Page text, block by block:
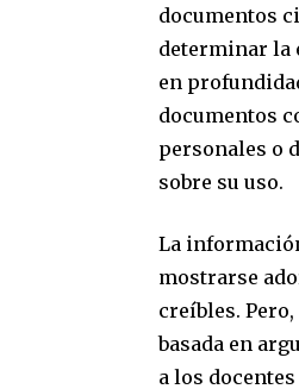
documentos
determinar la
en
documentos
personales o
sobre su uso.
La
mostrarse
creíbles.
basada en
a los